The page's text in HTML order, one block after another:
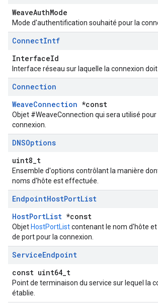
WeaveAuthMode
Mode d'authentification souhaité pour la
ConnectIntf
InterfaceId
Interface réseau sur laquelle la connexion
Connection
WeaveConnection *const
Objet #WeaveConnection qui sera utilisé pour
connexion.
DNSOptions
uint8_t
Ensemble d'options contrôlant la manière
noms d'hôte est effectuée.
EndpointHostPortList
HostPortList *const
Objet HostPortListcontenant le nom d'hôte
de port pour la connexion.
ServiceEndpoint
const uint64_t
Point de terminaison du service sur lequel la
établie.